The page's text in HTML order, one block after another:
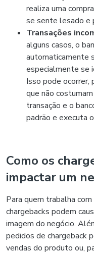
realiza uma
se sente lesado e
Transações
alguns casos, o
automaticamente
especialmente se
Isso pode ocorrer,
que não
transação e o
padrão e executa
Como os
impactar um
Para quem trabalha
chargebacks podem
imagem do negócio.
pedidos de chargeback
vendas do produto ou,